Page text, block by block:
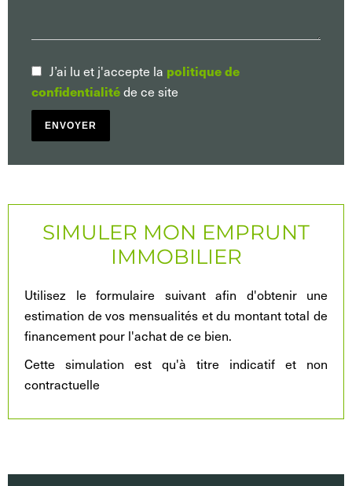
J’ai lu et j'accepte la politique de
confidentialitéde ce site
ENVOYER
SIMULER MON EMPRUNT
IMMOBILIER
Utilisez le formulaire suivant afin d'obtenir une
estimation de vos mensualités et du montant total de
financement pour l'achat de ce bien.
Cette simulation est qu'à titre indicatif et non
contractuelle